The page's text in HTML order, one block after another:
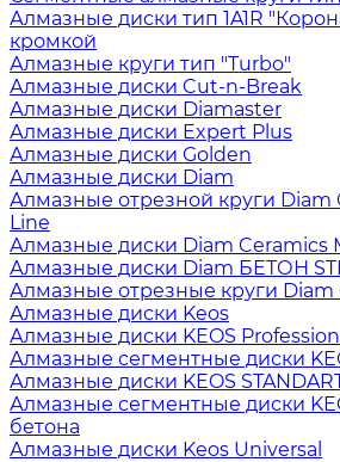
Алмазные диски тип 1A1R
кромкой
Алмазные круги тип "Turbo"
Алмазные диски Cut-n-Break
Алмазные диски Diamaster
Алмазные диски Expert Plus
Алмазные диски Golden
Алмазные диски Diam
Алмазные отрезной круги Diam
Line
Алмазные диски Diam Ceramics
Алмазные диски Diam БЕТОН
Алмазные отрезные круги Diam
Алмазные диски Keos
Алмазные диски KEOS
Алмазные сегментные диски
Алмазные диски KEOS
Алмазные сегментные диски
бетона
Алмазные диски Keos Universal